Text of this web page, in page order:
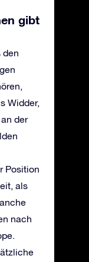
gibt
den
Widder,
der
Position
als
nach